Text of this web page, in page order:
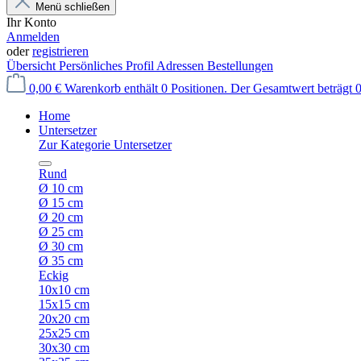
Menü schließen
Ihr Konto
Anmelden
oderregistrieren
Übersicht Persönliches Profil Adressen Bestellungen
0,00 € Warenkorb enthält 0 Positionen. Der Gesamtwert beträgt
Home
Untersetzer
Zur Kategorie Untersetzer
Rund
Ø 10 cm
Ø 15 cm
Ø 20 cm
Ø 25 cm
Ø 30 cm
Ø 35 cm
Eckig
10x10 cm
15x15 cm
20x20 cm
25x25 cm
30x30 cm